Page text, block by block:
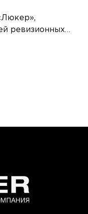
ревизионных